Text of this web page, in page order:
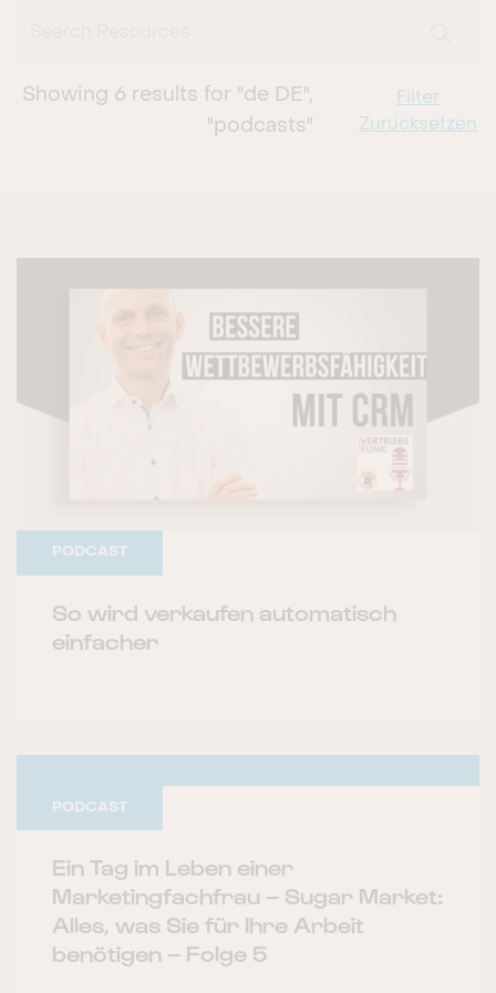
Showing 6 results for "de DE",
"podcasts"
Filter
Zurücksetzen
PODCAST
So wird verkaufen automatisch
einfacher
So wird verkaufen automatisch
einfacher
PODCAST
Ein Tag im Leben einer
Marketingfachfrau – Sugar Market:
Alles, was Sie für Ihre Arbeit
benötigen – Folge 5